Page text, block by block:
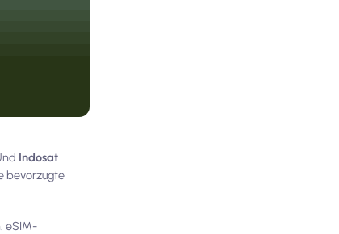
Indosat
bevorzugte
eSIM-